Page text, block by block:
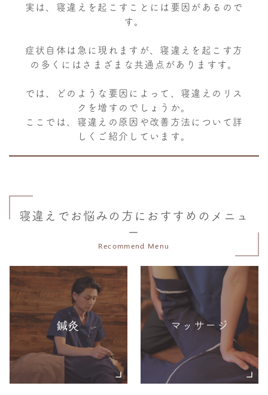
実は、寝違えを起こすことには要因があるので
す。
症状自体は急に現れますが、寝違えを起こす方
の多くにはさまざまな共通点がありますす。
では、どのような要因によって、寝違えのリス
クを増すのでしょうか。
ここでは、寝違えの原因や改善方法について詳
しくご紹介しています。
寝違えでお悩みの方におすすめのメニュ
ー
Recommend Menu
鍼灸 マッサージ